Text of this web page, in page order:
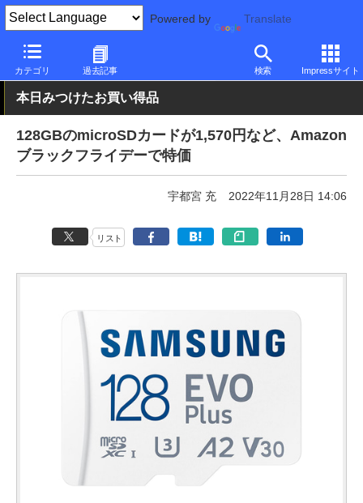
Powered by Translate
カテゴリ 過去記事 検索 Impressサイト
PC Watch 半導体/周辺機器
本日みつけたお買い得品
128GBのmicroSDカードが1,570円など、Amazon
ブラックフライデーで特価
宇都宮 充 2022年11月28日 14:06
リスト